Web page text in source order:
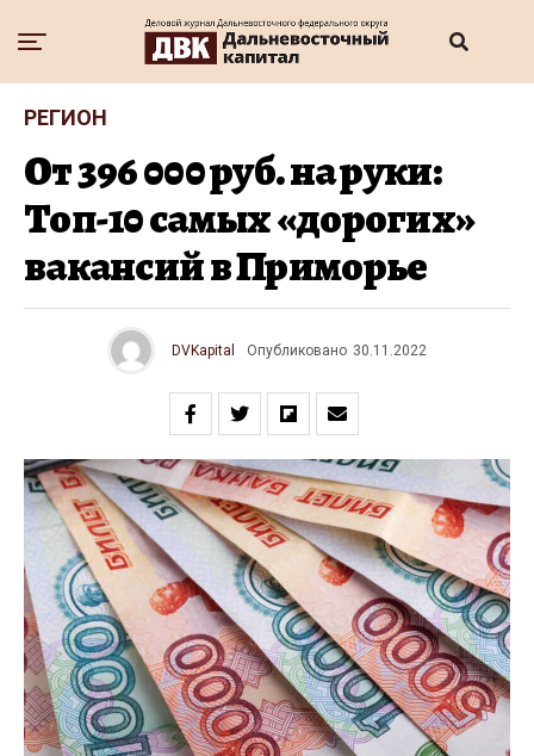
РЕГИОН
От 396 000 руб. на руки:
Топ-10 самых «дорогих»
вакансий в Приморье
DVKapital Опубликовано 30.11.2022